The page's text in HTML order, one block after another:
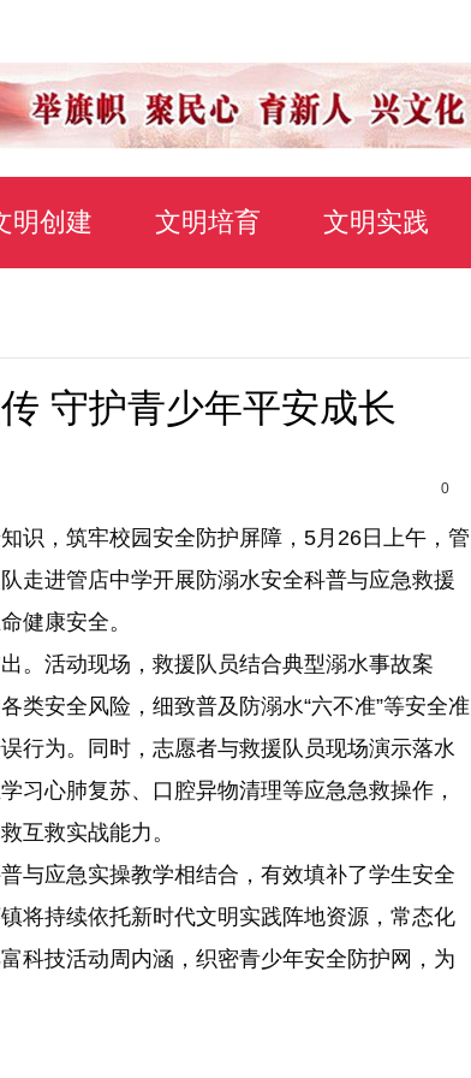
明创建 文明培育 文明实践
守护青少年平安成长
0
，筑牢校园安全防护屏障，5月26日上午，管
走进管店中学开展防溺水安全科普与应急救援
健康安全。
活动现场，救援队员结合典型溺水事故案
类安全风险，细致普及防溺水“六不准”等安全准
行为。同时，志愿者与救援队员现场演示落水
习心肺复苏、口腔异物清理等应急急救操作，
互救实战能力。
应急实操教学相结合，有效填补了学生安全
将持续依托新时代文明实践阵地资源，常态化
科技活动周内涵，织密青少年安全防护网，为